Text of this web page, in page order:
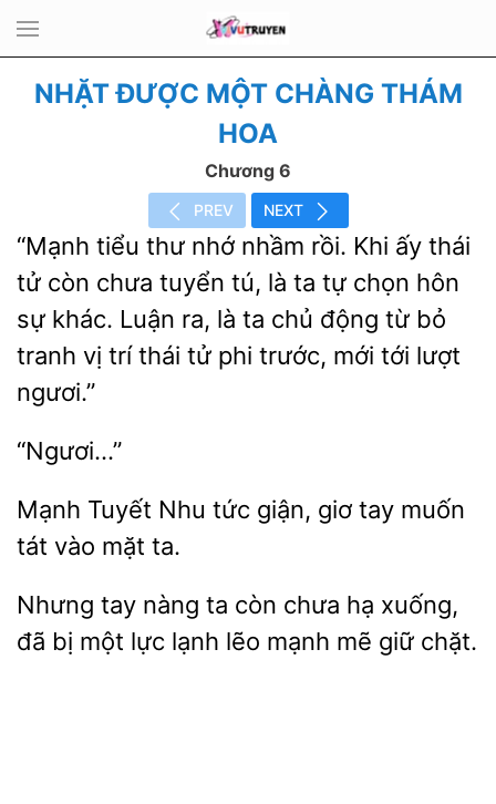
NHẶT ĐƯỢC MỘT CHÀNG THÁM
HOA
Chương 6
PREV NEXT
“Mạnh tiểu thư nhớ nhầm rồi.
ấy thái
tử còn chưa tuyển tú, là ta tự chọn hôn
sự
ra, là ta chủ động từ bỏ
tranh vị trí thái tử phi trước, mới tới lượt
ngươi.”
“Ngươi…”
Mạnh Nhu
giận, giơ tay muốn
tát vào mặt
Nhưng tay nàng ta còn chưa
xuống,
đã bị một
lẽo mạnh mẽ giữ chặt.